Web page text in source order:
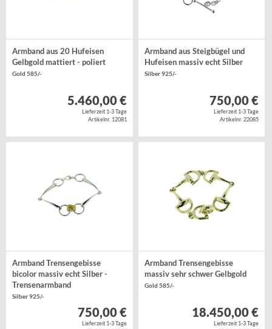
Armband aus 20 Hufeisen
Gelbgold mattiert - poliert
Gold 585/-
5.460,00 €
Lieferzeit 1-3 Tage
Artikelnr. 12081
Armband aus Steigbügel und
Hufeisen massiv echt Silber
Silber 925/-
750,00 €
Lieferzeit 1-3 Tage
Artikelnr. 22085
Armband Trensengebisse
bicolor massiv echt Silber -
Trensenarmband
Silber 925/-
750,00 €
Lieferzeit 1-3 Tage
Armband Trensengebisse
massiv sehr schwer Gelbgold
Gold 585/-
18.450,00 €
Lieferzeit 1-3 Tage